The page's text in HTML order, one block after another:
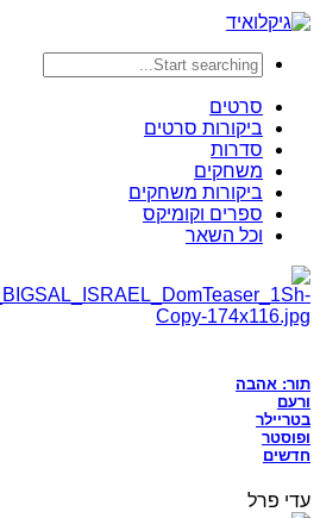
סרטים
ביקורות סרטים
סדרות
משחקים
ביקורות משחקים
ספרים וקומיקס
וכל השאר
תור: אהבה
ורעם
בטריילר
ופוסטר
חדשים
עדי פרל